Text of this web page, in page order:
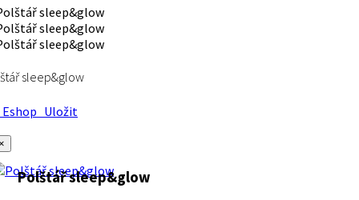
sleep&glow
Uložit
Polštář sleep&glow